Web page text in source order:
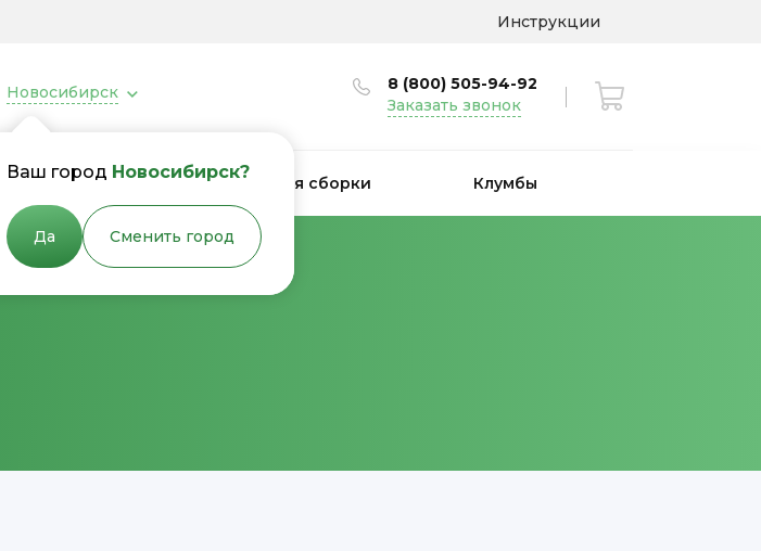
Инструкции
Новосибирск
Ваш город Новосибирск?
Да Сменить город
8 (800) 505-94-92
Заказать звонок
для теплиц Грядки для сборки Клумбы